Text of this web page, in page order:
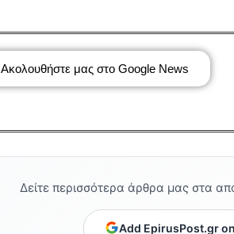
Ακολουθήστε μας στο Google News
Δείτε περισσότερα άρθρα μας στα
Add EpirusPost.gr